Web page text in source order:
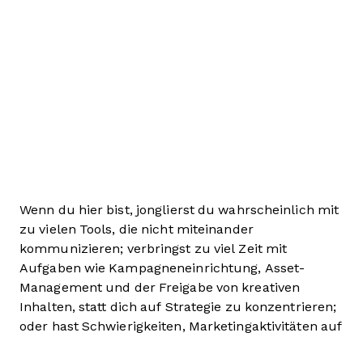
Wenn du hier bist, jonglierst du wahrscheinlich mit
zu vielen Tools, die nicht miteinander
kommunizieren; verbringst zu viel Zeit mit
Aufgaben wie Kampagneneinrichtung, Asset-
Management und der Freigabe von kreativen
Inhalten, statt dich auf Strategie zu konzentrieren;
oder hast Schwierigkeiten, Marketingaktivitäten auf